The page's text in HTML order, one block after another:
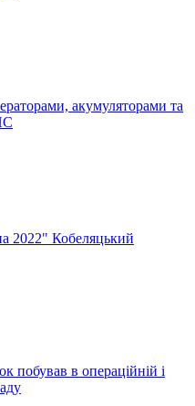
акумуляторами та
2022" Кобеляцький
побував в операційній і